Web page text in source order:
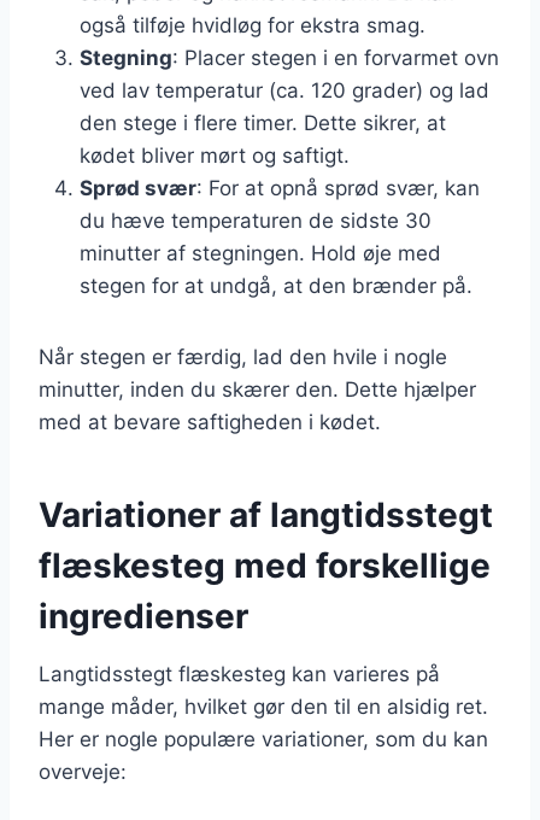
også tilføje hvidløg for ekstra smag.
Stegning: Placer stegen i en forvarmet ovn
ved lav temperatur (ca. 120 grader) og lad
den stege i flere timer. Dette sikrer, at
kødet bliver mørt og saftigt.
Sprød svær: For at opnå sprød svær, kan
du hæve temperaturen de sidste 30
minutter af stegningen. Hold øje med
stegen for at undgå, at den brænder på.
Når stegen er færdig, lad den hvile i nogle
minutter, inden du skærer den. Dette hjælper
med at bevare saftigheden i kødet.
Variationer af langtidsstegt
flæskesteg med forskellige
ingredienser
Langtidsstegt flæskesteg kan varieres på
mange måder, hvilket gør den til en alsidig ret.
Her er nogle populære variationer, som du kan
overveje: